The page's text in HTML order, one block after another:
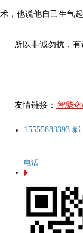
术，他说他自己生气
所以非诚勿扰，有
友情链接： 智能
15555883393 郝
电话